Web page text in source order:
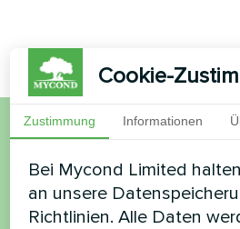
Möchten Sie
haben Sie
Cookie-
Zustimmung Informationen
Bei Mycond Limited
an unsere
Richtlinien. Alle Daten